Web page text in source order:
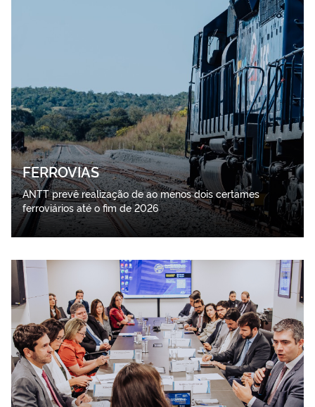
FERROVIAS
ANTT prevê realização de ao menos dois certames
ferroviários até o fim de 2026